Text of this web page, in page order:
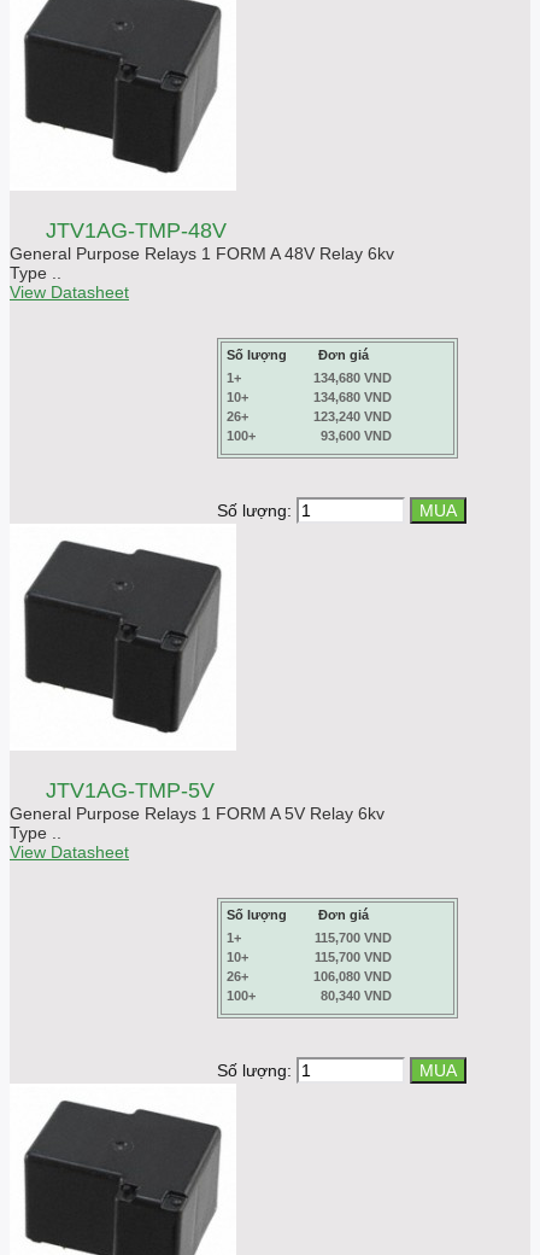
JTV1AG-TMP-48V
General Purpose Relays 1 FORM A 48V Relay 6kv
Type ..
View Datasheet
Số lượng
Đơn giá
1+
134,680 VND
10+
134,680 VND
26+
123,240 VND
100+
93,600 VND
Số lượng:
JTV1AG-TMP-5V
General Purpose Relays 1 FORM A 5V Relay 6kv
Type ..
View Datasheet
Số lượng
Đơn giá
1+
115,700 VND
10+
115,700 VND
26+
106,080 VND
100+
80,340 VND
Số lượng: